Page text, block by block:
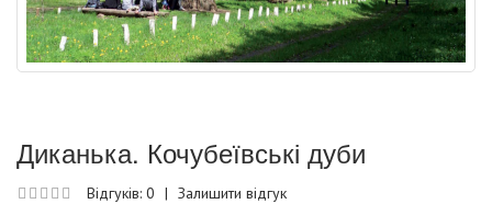
Диканька. Кочубеївські дуби
Відгуків: 0 | Залишити відгук